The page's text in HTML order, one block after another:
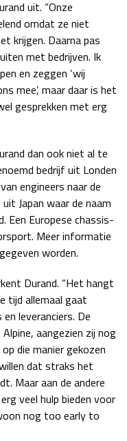
uit. “Onze
omdat ze niet
krijgen. Daarna pas
met bedrijven. Ik
en zeggen ‘wij
mee’, maar daar is het
gesprekken met erg
dan ook niet al te
bedrijf uit Londen
engineers naar de
Japan waar de naam
Een Europese chassis-
Meer informatie
worden.
Durand. “Het hangt
tijd allemaal gaat
leveranciers. De
aangezien zij nog
die manier gekozen
dat straks het
Maar aan de andere
veel hulp bieden voor
nog too early to